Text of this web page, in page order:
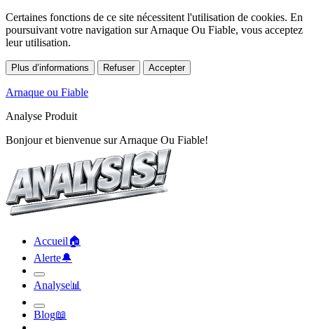
Certaines fonctions de ce site nécessitent l'utilisation de cookies. En
poursuivant votre navigation sur Arnaque Ou Fiable, vous acceptez
leur utilisation.
Plus d’informations Refuser Accepter
Arnaque ou Fiable
Analyse Produit
Bonjour et bienvenue sur Arnaque Ou Fiable!
Accueil🏠︎
Alerte🔔︎
Analyse📊︎
Blog📖︎